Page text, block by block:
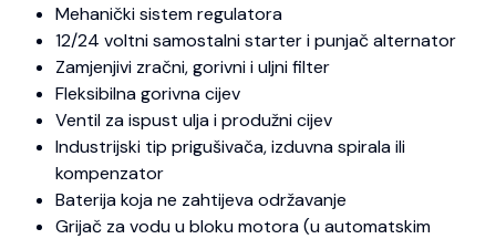
Mehanički sistem regulatora
12/24 voltni samostalni starter i punjač alternator
Zamjenjivi zračni, gorivni i uljni filter
Fleksibilna gorivna cijev
Ventil za ispust ulja i produžni cijev
Industrijski tip prigušivača, izduvna spirala ili
kompenzator
Baterija koja ne zahtijeva održavanje
Grijač za vodu u bloku motora (u automatskim